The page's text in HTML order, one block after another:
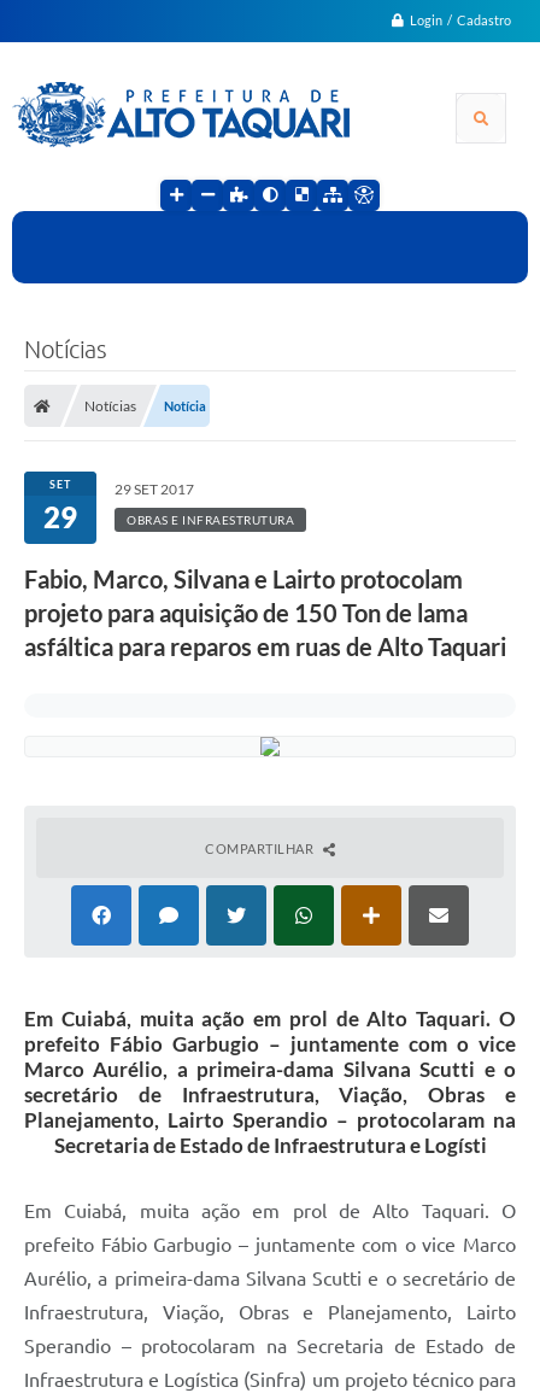
Login / Cadastro
Notícias
Notícias Notícia
SET
29
29 SET 2017
OBRAS E INFRAESTRUTURA
Fabio, Marco, Silvana e Lairto protocolam
projeto para aquisição de 150 Ton de lama
asfáltica para reparos em ruas de Alto Taquari
COMPARTILHAR
Em Cuiabá, muita ação em prol de Alto Taquari. O
prefeito Fábio Garbugio – juntamente com o vice
Marco Aurélio, a primeira-dama Silvana Scutti e o
secretário de Infraestrutura, Viação, Obras e
Planejamento, Lairto Sperandio – protocolaram na
Secretaria de Estado de Infraestrutura e Logísti
Em Cuiabá, muita ação em prol de Alto Taquari. O
prefeito Fábio Garbugio – juntamente com o vice Marco
Aurélio, a primeira-dama Silvana Scutti e o secretário de
Infraestrutura, Viação, Obras e Planejamento, Lairto
Sperandio – protocolaram na Secretaria de Estado de
Infraestrutura e Logística (Sinfra) um projeto técnico para